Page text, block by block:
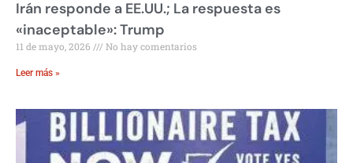
Irán responde a EE.UU.; La respuesta es
«inaceptable»: Trump
11 de mayo, 2026 No hay comentarios
Leer más »